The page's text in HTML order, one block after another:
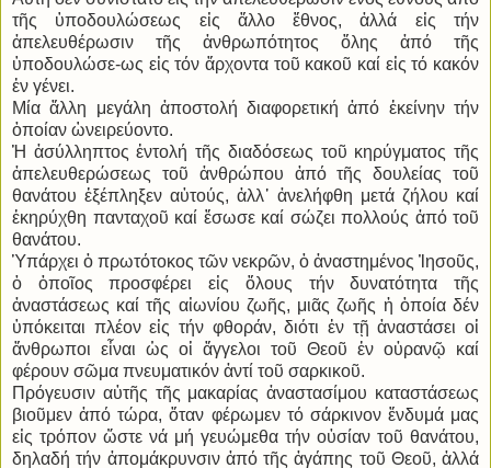
τῆς ὑποδουλώσεως εἰς ἄλλο ἔθνος, ἀλλά εἰς τήν
ἀπελευθέρωσιν τῆς ἀνθρωπότητος ὅλης ἀπό τῆς
ὑποδουλώσε-ως εἰς τόν ἄρχοντα τοῦ κακοῦ καί εἰς τό κακόν
ἐν γένει.
Μία ἄλλη μεγάλη ἀποστολή διαφορετική ἀπό ἐκείνην τήν
ὁποίαν ὠνειρεύοντο.
Ἡ ἀσύλληπτος ἐντολή τῆς διαδόσεως τοῦ κηρύγματος τῆς
ἀπελευθερώσεως τοῦ ἀνθρώπου ἀπό τῆς δουλείας τοῦ
θανάτου ἐξέπληξεν αὐτούς, ἀλλ᾿ ἀνελήφθη μετά ζήλου καί
ἐκηρύχθη πανταχοῦ καί ἔσωσε καί σώζει πολλούς ἀπό τοῦ
θανάτου.
Ὑπάρχει ὁ πρωτότοκος τῶν νεκρῶν, ὁ ἀναστημένος Ἰησοῦς,
ὁ ὁποῖος προσφέρει εἰς ὅλους τήν δυνατότητα τῆς
ἀναστάσεως καί τῆς αἰωνίου ζωῆς, μιᾶς ζωῆς ἡ ὁποία δέν
ὑπόκειται πλέον εἰς τήν φθοράν, διότι ἐν τῇ ἀναστάσει οἱ
ἄνθρωποι εἶναι ὡς οἱ ἄγγελοι τοῦ Θεοῦ ἐν οὐρανῷ καί
φέρουν σῶμα πνευματικόν ἀντί τοῦ σαρκικοῦ.
Πρόγευσιν αὐτῆς τῆς μακαρίας ἀναστασίμου καταστάσεως
βιοῦμεν ἀπό τώρα, ὅταν φέρωμεν τό σάρκινον ἔνδυμά μας
εἰς τρόπον ὥστε νά μή γευώμεθα τήν οὐσίαν τοῦ θανάτου,
δηλαδή τήν ἀπομάκρυνσιν ἀπό τῆς ἀγάπης τοῦ Θεοῦ, ἀλλά